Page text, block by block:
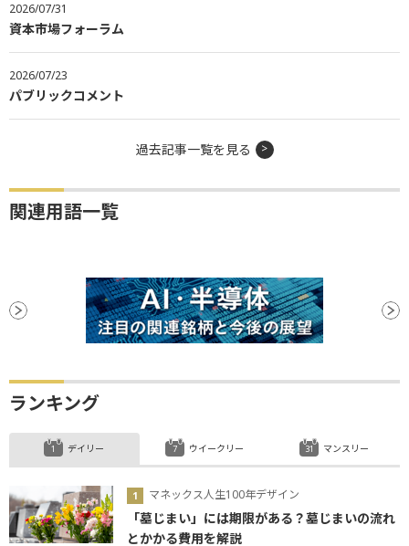
2026/07/31
資本市場フォーラム
2026/07/23
パブリックコメント
過去記事一覧を見る
関連用語一覧
ランキング
デイリー
マネックス人生100年デザイン
「墓じまい」には期限がある？墓じまいの流れ
とかかる費用を解説
ウイークリー マンスリー